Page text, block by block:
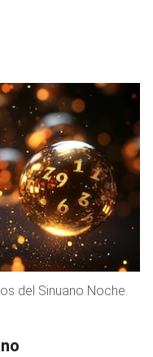
del Sinuano Noche.